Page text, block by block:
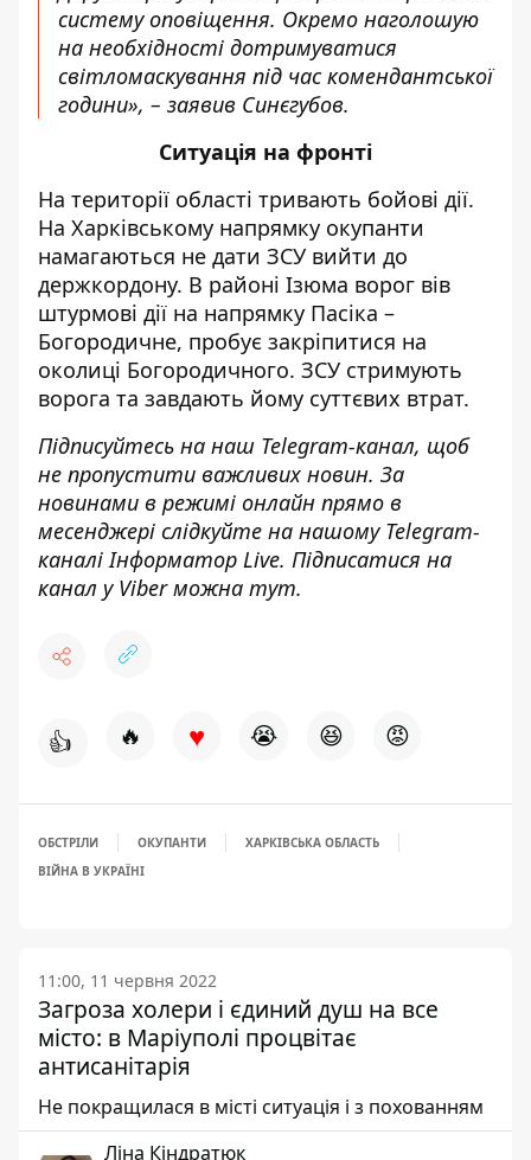
систему оповіщення. Окремо наголошую
на необхідності дотримуватися
світломаскування під час комендантської
години», – заявив Синєгубов.
Ситуація на фронті
На території області тривають бойові дії.
На Харківському напрямку окупанти
намагаються не дати ЗСУ вийти до
держкордону. В районі Ізюма ворог вів
штурмові дії на напрямку Пасіка –
Богородичне, пробує закріпитися на
околиці Богородичного. ЗСУ стримують
ворога та завдають йому суттєвих втрат.
Підписуйтесь на наш Telegram-канал, щоб
не пропустити важливих новин. За
новинами в режимі онлайн прямо в
месенджері слідкуйте на нашому Telegram-
каналіІнформатор Live. Підписатися на
канал у Viber можна тут.
👍 🔥 ♥ 😭 😆 😡
ОБСТРІЛИ ОКУПАНТИ
ХАРКІВСЬКА ОБЛАСТЬ
ВІЙНА В УКРАЇНІ
11:00, 11 червня 2022
Загроза холери і єдиний душ на все
місто: в Маріуполі процвітає
антисанітарія
Не покращилася в місті ситуація і з похованням
Ліна Кіндратюк